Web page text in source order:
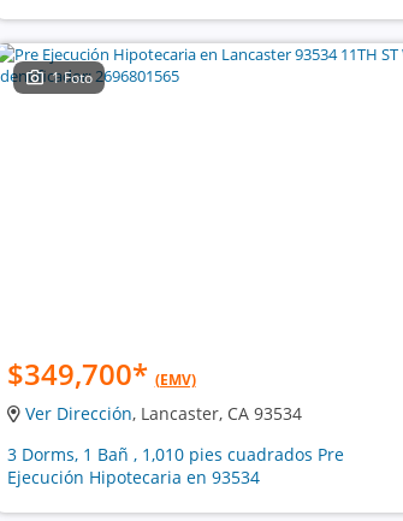
1 Foto
$349,700* (EMV)
Ver Dirección, Lancaster, CA 93534
3 Dorms, 1 Bañ , 1,010 pies cuadrados Pre
Ejecución Hipotecaria en 93534